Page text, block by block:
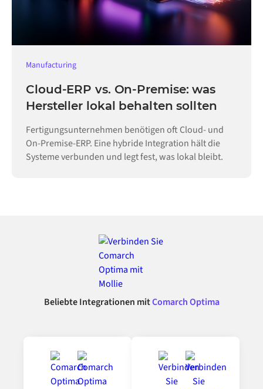
Manufacturing
Cloud-ERP vs. On-Premise: was
Hersteller lokal behalten sollten
Fertigungsunternehmen benötigen oft Cloud- und
On-Premise-ERP. Eine hybride Integration hält die
Systeme verbunden und legt fest, was lokal bleibt.
Beliebte Integrationen mitComarch Optima